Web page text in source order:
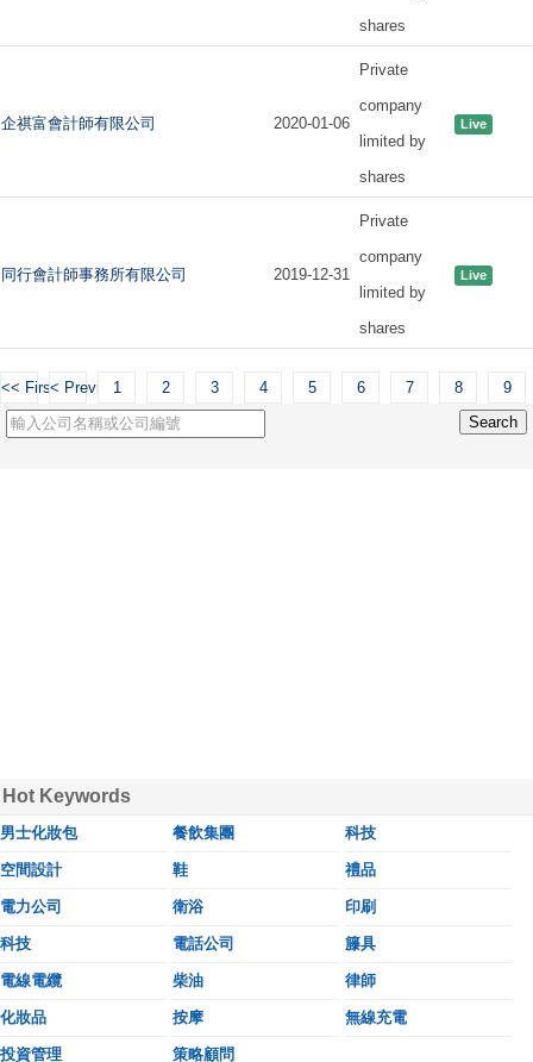
shares
企祺富會計師有限公司 2020-01-06
Private
company
limited by
shares
Live
同行會計師事務所有限公司 2019-12-31
Private
company
limited by
shares
Live
<< First< Previous1 2 3 4 5 6 7 8 9
Hot Keywords
男士化妝包 餐飲集團 科技
空間設計 鞋 禮品
電力公司 衛浴 印刷
科技 電話公司 籐具
電線電纜 柴油 律師
化妝品 按摩 無線充電
投資管理 策略顧問